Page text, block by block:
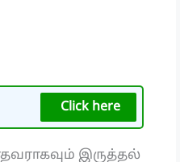
Click here
இருத்தல்